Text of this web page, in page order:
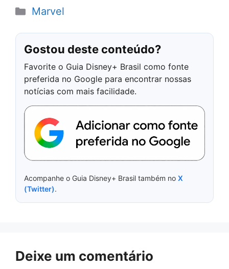
Categorias
Marvel
Gostou deste conteúdo?
Favorite o Guia Disney+ Brasil como fonte
preferida no Google para encontrar nossas
notícias com mais facilidade.
Acompanhe o Guia Disney+ Brasil também no X
(Twitter).
Deixe um comentário